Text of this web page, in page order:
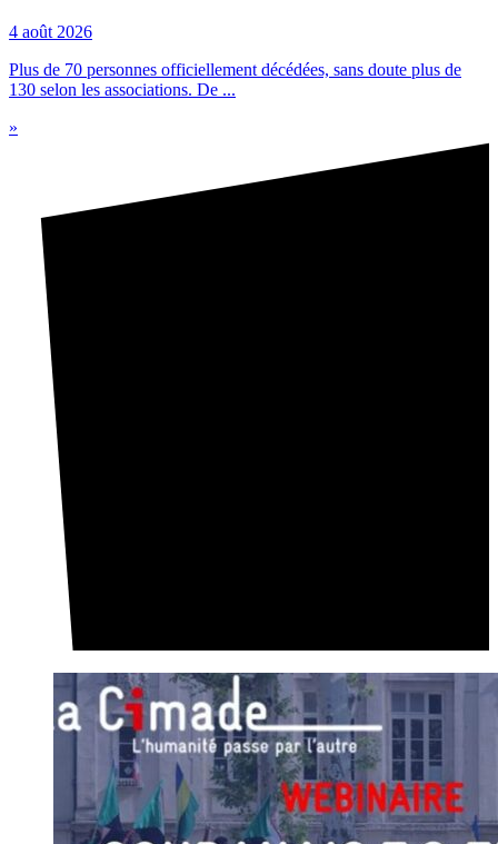
4 août 2026
Plus de 70 personnes officiellement décédées, sans doute plus de
130 selon les associations. De ...
»